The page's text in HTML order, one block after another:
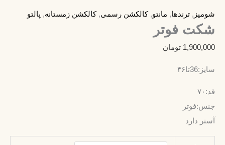
شومیز , ترندها, مانتو,کالکشن رسمی,کالکشن زمستانه, پالتو
شکت فوتر
1,900,000 تومان
سایز:36تا۴۶
قد:۷۰
جنس:فوتر
آستر دارد